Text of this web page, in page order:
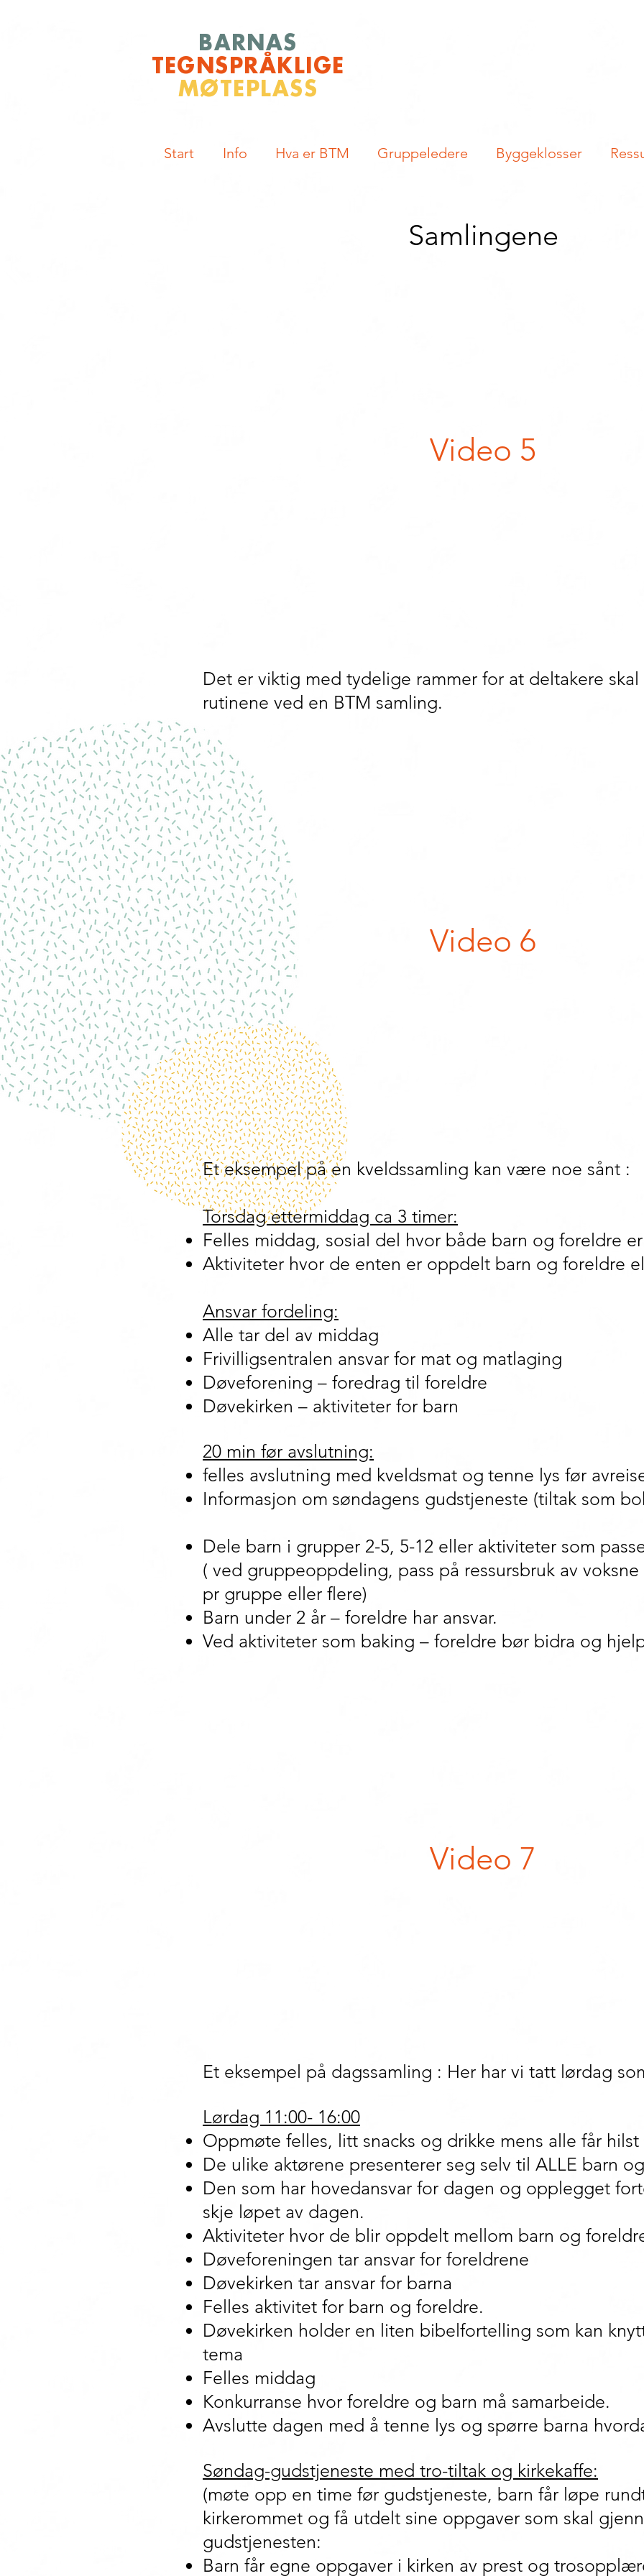
BARNAS
TEGNSPRÅKLIGE
MØTEPLASS
Start Info Hva er BTM Gruppeledere Byggeklosser
Samlingene
Video 5
Det er viktig med tydelige rammer for at deltakere
rutinene ved en BTM samling.
Video 6
Et eksempel på en kveldssamling kan være noe sånt :
Torsdag ettermiddag ca 3 timer:
Felles middag, sosial del hvor både barn og foreldre
Aktiviteter hvor de enten er oppdelt barn og foreldre
Ansvar fordeling:
Alle tar del av middag
Frivilligsentralen ansvar for mat og matlaging
Døveforening – foredrag til foreldre
Døvekirken – aktiviteter for barn
20 min før avslutning:
felles avslutning med kveldsmat og tenne lys før
Informasjon om søndagens gudstjeneste (tiltak som
Dele barn i grupper 2-5, 5-12 eller aktiviteter som
( ved gruppeoppdeling, pass på ressursbruk av voksne
pr gruppe eller flere)
Barn under 2 år – foreldre har ansvar.
Ved aktiviteter som baking – foreldre bør bidra og
Video 7
Et eksempel på dagssamling : Her har vi tatt lørdag
Lørdag 11:00- 16:00
Oppmøte felles, litt snacks og drikke mens alle får
De ulike aktørene presenterer seg selv til ALLE barn
Den som har hovedansvar for dagen og opplegget
skje løpet av dagen.
Aktiviteter hvor de blir oppdelt mellom barn og
Døveforeningen tar ansvar for foreldrene
Døvekirken tar ansvar for barna
Felles aktivitet for barn og foreldre.
Døvekirken holder en liten bibelfortelling som kan
tema
Felles middag
Konkurranse hvor foreldre og barn må samarbeide.
Avslutte dagen med å tenne lys og spørre barna
Søndag-gudstjeneste med tro-tiltak og kirkekaffe:
(møte opp en time før gudstjeneste, barn får løpe
kirkerommet og få utdelt sine oppgaver som skal
gudstjenesten:
Barn får egne oppgaver i kirken av prest og